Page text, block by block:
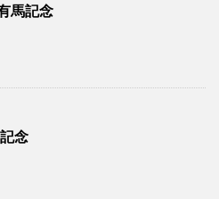
馬記念
念